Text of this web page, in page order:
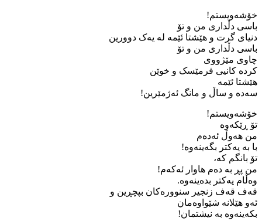
خۆشەویستم!
باسی دڵداری من و تۆ
دنیای گرت و هێشتا ئێمە ‌لە ‌یەک دوورین
باسی دڵداری من و تۆ
چاوی مێژووی
کردە کانیی فرمێسک و خوێن
هێشتا ئێمە
سەدە و ساڵ و مانگ ئەژمێرین!
خۆشەویستم!
تۆ ڕێکەوە
من هەوڵ ئەدەم
با بە ‌یەکتر بگەینەوە!
تۆ بانگم کە،
من پڕ بە ‌دەم هاوار ئەکەم!
وەڵام یەکتر بدەینەوە.
قەف قەف زنجیر سنوورەکان بپچڕین و
ئەو هێلانە شێواوەمان
بکەینەوە ‌بە ‌نیشتمان!